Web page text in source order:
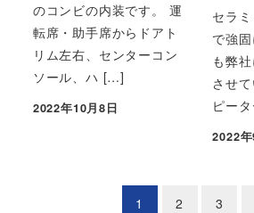
のコンビの内装です。 運
転席・助手席からドアト
リム左右、センターコン
ソール、ハ […]
投稿日
2022年10月8日
セラ
で強
も弊
させ
ピー
投稿日
2022
1 2 3